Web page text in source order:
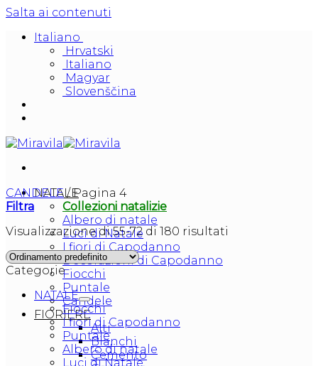
Salta ai contenuti
Italiano
Hrvatski
Italiano
Magyar
Slovenščina
NATALE
Collezioni natalizie
Albero di natale
Luci di Natale
I fiori di Capodanno
Decorazioni di Capodanno
Fiocchi
Puntale
Candele
FIORIERE
Alti
Bianchi
Cemento
CANDELE /Pagina 4
Filtra
Visualizzazione di 55-72 di 180 risultati
Categorie
NATALE
Fiocchi
I fiori di Capodanno
Puntale
Albero di natale
Luci di Natale